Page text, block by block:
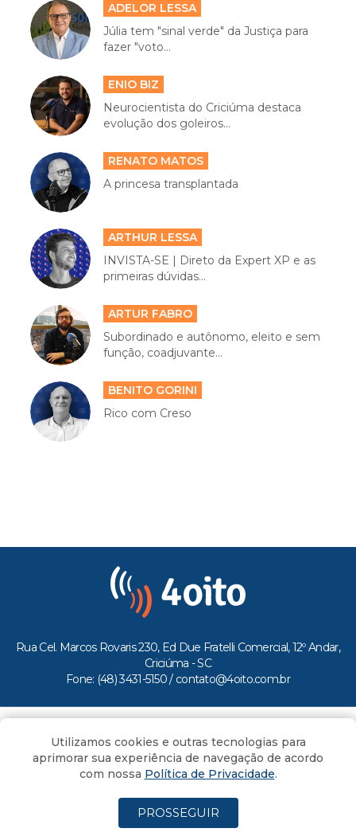
ADELOR LESSA
Júlia tem "sinal verde" da Justiça para
fazer "voto...
ENIO BIZ
Neurocientista do Criciúma destaca
evolução dos goleiros...
RENATO MATOS
A princesa transplantada
ARTHUR LESSA
INVISTA-SE | Direto da Expert XP e as
primeiras dúvidas...
ARTUR FABRO
Subordinado e autônomo, eleito e sem
função, coadjuvante...
BENITO GORINI
Rico com Creso
Rua Cel. Marcos Rovaris 230, Ed Due Fratelli Comercial, 12º Andar,
Criciúma - SC
Fone: (48) 3431-5150 / contato@4oito.com.br
Todos os direitos reservados ao Portal 4oito
Utilizamos cookies e outras tecnologias para
aprimorar sua experiência de navegação de acordo
com nossa Política de Privacidade.
PROSSEGUIR